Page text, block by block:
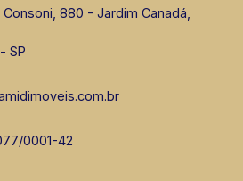
880 - Jardim Canadá,
SP
0001-42